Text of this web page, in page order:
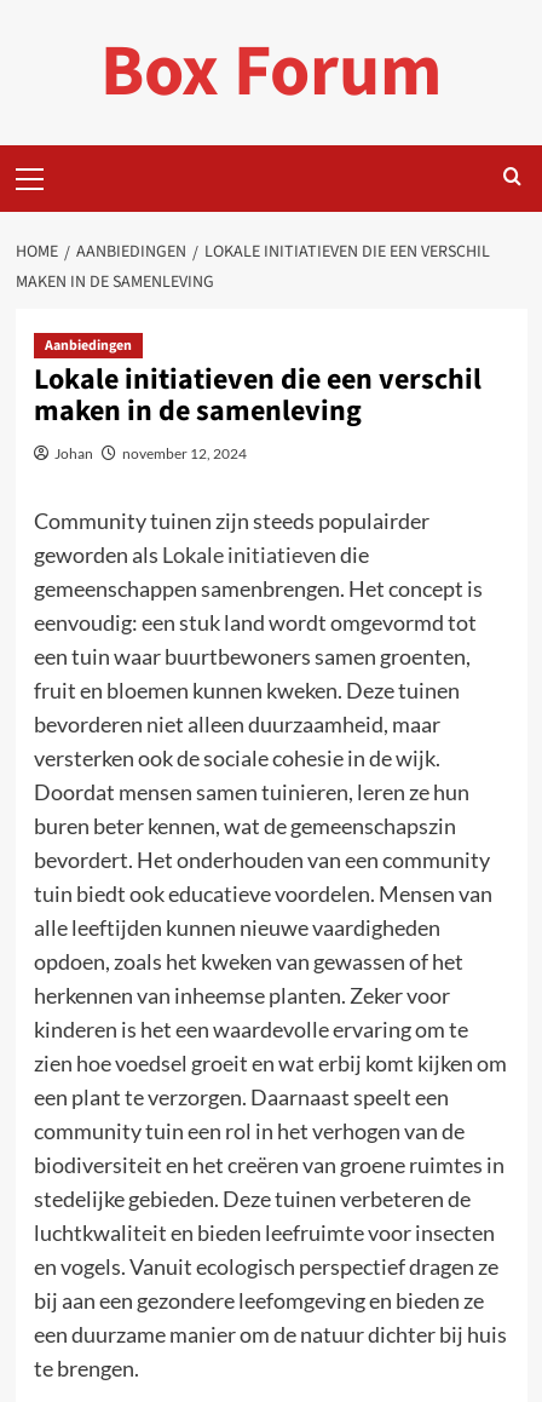
Box Forum
menu
HOME AANBIEDINGEN
LOKALE INITIATIEVEN DIE EEN VERSCHIL
MAKEN IN DE SAMENLEVING
Aanbiedingen
Lokale initiatieven die een verschil
maken in de samenleving
Johan november 12, 2024
Community tuinen zijn steeds populairder
geworden als Lokale initiatievendie
gemeenschappen samenbrengen. Het concept is
eenvoudig: een stuk land wordt omgevormd tot
een tuin waar buurtbewoners samen groenten,
fruit en bloemen kunnen kweken. Deze tuinen
bevorderen niet alleen duurzaamheid, maar
versterken ook de sociale cohesie in de wijk.
Doordat mensen samen tuinieren, leren ze hun
buren beter kennen, wat de gemeenschapszin
bevordert. Het onderhouden van een community
tuin biedt ook educatieve voordelen. Mensen van
alle leeftijden kunnen nieuwe vaardigheden
opdoen, zoals het kweken van gewassen of het
herkennen van inheemse planten. Zeker voor
kinderen is het een waardevolle ervaring om te
zien hoe voedsel groeit en wat erbij komt kijken om
een plant te verzorgen. Daarnaast speelt een
community tuin een rol in het verhogen van de
biodiversiteit en het creëren van groene ruimtes in
stedelijke gebieden. Deze tuinen verbeteren de
luchtkwaliteit en bieden leefruimte voor insecten
en vogels. Vanuit ecologisch perspectief dragen ze
bij aan een gezondere leefomgeving en bieden ze
een duurzame manier om de natuur dichter bij huis
te brengen.